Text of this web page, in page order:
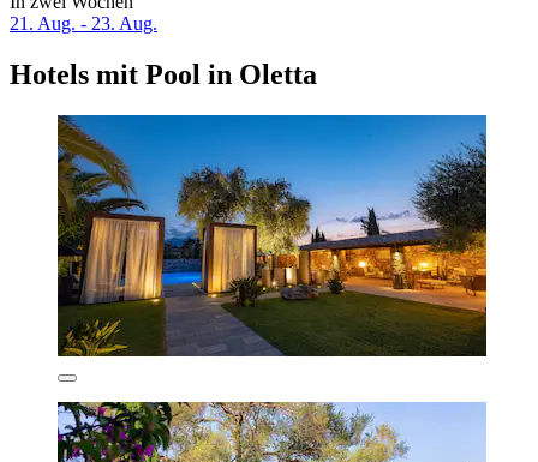
21. Aug. - 23. Aug.
Hotels mit Pool in Oletta